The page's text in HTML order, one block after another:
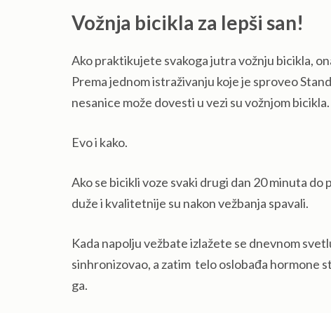
Vožnja bicikla za lepši san!
Ako praktikujete svakoga jutra vožnju bicikla,
Prema jednom istraživanju koje je sproveo
nesanice može dovesti u vezi su vožnjom bicikla.
Evo i kako.
Ako se bicikli voze svaki drugi dan 20 minuta do
duže i kvalitetnije su nakon vežbanja spavali.
Kada napolju vežbate izlažete se dnevnom
sinhronizovao, a zatim telo oslobađa hormone
ga.